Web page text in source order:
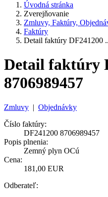
Úvodná stránka
Zverejňovanie
Zmluvy, Faktúry,
Faktúry
Detail faktúry DF241200
Detail faktúry
8706989457
Zmluvy | Objednávky
Číslo faktúry:
DF241200 8706989457
Popis plnenia:
Zemný plyn OCú
Cena:
181,00 EUR
Odberateľ: